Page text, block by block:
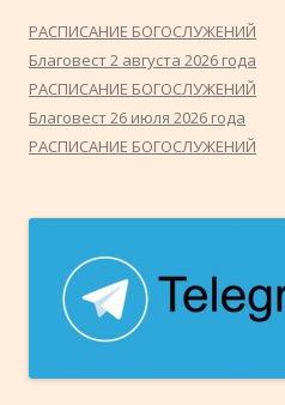
РАСПИСАНИЕ БОГОСЛУЖЕНИЙ
Благовест 2 августа 2026 года
РАСПИСАНИЕ БОГОСЛУЖЕНИЙ
Благовест 26 июля 2026 года
РАСПИСАНИЕ БОГОСЛУЖЕНИЙ